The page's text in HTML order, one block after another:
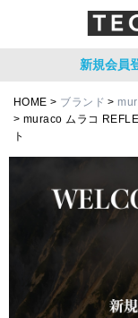
新規会員
HOME ブランド
muraco ムラコ
ト